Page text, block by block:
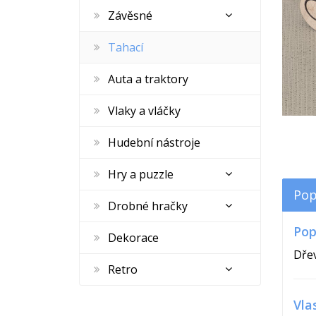
Závěsné
Tahací
Auta a traktory
Vlaky a vláčky
Hudební nástroje
Hry a puzzle
Drobné hračky
Dekorace
Retro